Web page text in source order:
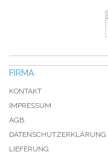
FIRMA
KONTAKT
IMPRESSUM
AGB
DATENSCHUTZERKLÄRUNG
LIEFERUNG